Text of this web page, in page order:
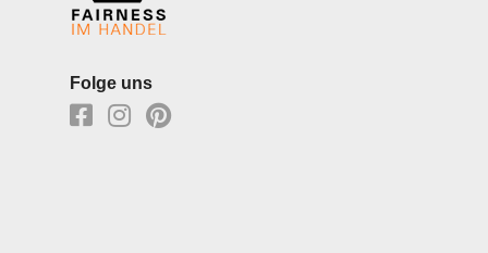
Folge uns